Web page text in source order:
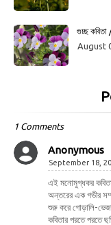
গুচ্ছ কবিতা
August
1 Comments
Anonymous
September 18,
এই মনোমুগ্ধকর
অন্তরের এক গভীর
শুরু করে গোড়ালি-
কবিতার পরতে পরতে